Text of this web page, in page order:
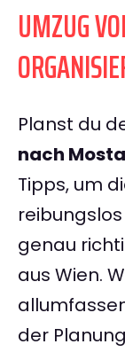
UMZUG
Planst du
nach
Tipps, um
genau
aus Wien.
der